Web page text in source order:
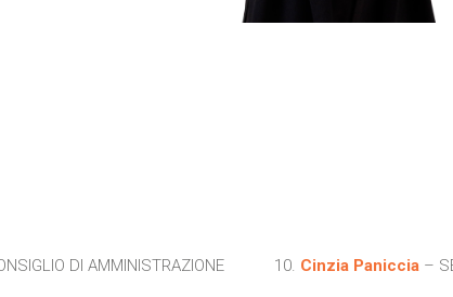
DI AMMINISTRAZIONE 10. Cinzia Paniccia –